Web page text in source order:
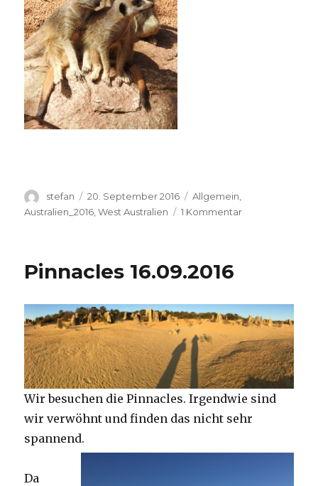
Autor
stefan
Veröffentlicht
am
20. September 2016 Kategorien
Allgemein,
Australien_2016 ,West Australien 1 Kommentarzu
Pinnacles 16.09.2016
Wir besuchen die Pinnacles. Irgendwie sind
wir verwöhnt und finden das nicht sehr
spannend.
Da